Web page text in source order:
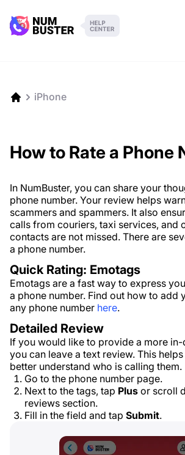
iPhone
How to Rate a Phone
In NumBuster, you can share your
phone number. Your review helps
scammers and spammers. It also
calls from couriers, taxi services, and
contacts are not missed. There are
a phone number.
Quick Rating: Emotags
Emotags are a fast way to express
a phone number. Find out how to add
any phone number here.
Detailed Review
If you would like to provide a more
you can leave a text review. This
better understand who is calling them.
Go to the phone number page.
Next to the tags, tap Plus or scroll
reviews section.
Fill in the field and tap Submit.